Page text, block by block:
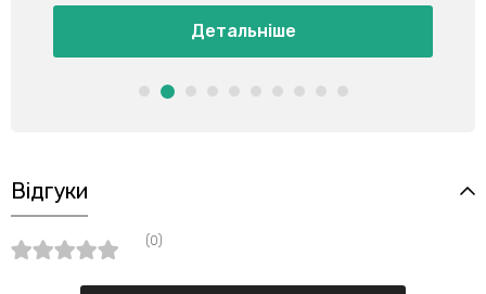
Детальніше
Відгуки
(0)